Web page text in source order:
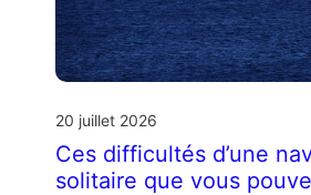
20 juillet 2026
Ces difficultés d’une
solitaire que vous